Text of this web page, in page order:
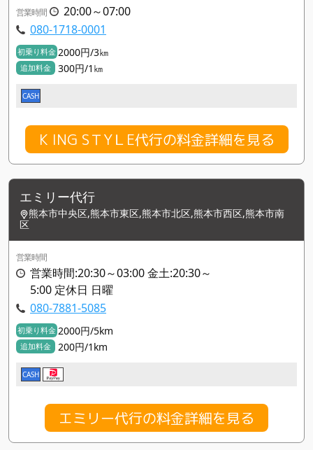
営業時間
20:00～07:00
080-1718-0001
初乗り料金 2000円/3㎞
追加料金 300円/1㎞
CASH
K ING SＴYＬE代行の料金詳細を見る
エミリー代行
熊本市中央区,熊本市東区,熊本市北区,熊本市西区,熊本市南
区
営業時間
営業時間:20:30～03:00 金土:20:30～
5:00 定休日 日曜
080-7881-5085
初乗り料金 2000円/5km
追加料金 200円/1km
CASH
エミリー代行の料金詳細を見る